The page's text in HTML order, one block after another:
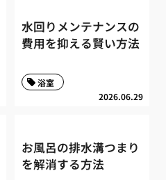
水回りメンテナンスの
費用を抑える賢い方法
2026.06.29
浴室
お風呂の排水溝つまり
を解消する方法